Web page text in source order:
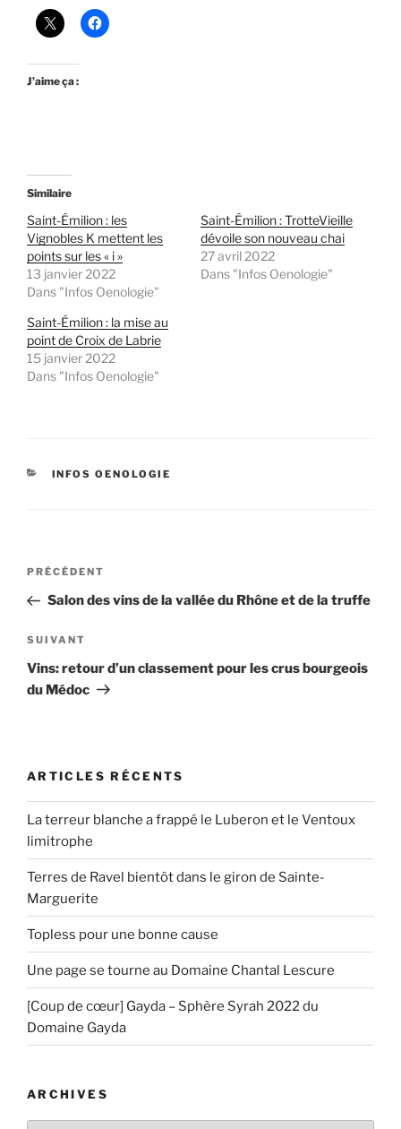
J’aime ça :
Similaire
Saint-Émilion : les
Vignobles K mettent les
points sur les « i »
13 janvier 2022
Dans "Infos Oenologie"
Saint-Émilion : TrotteVieille
dévoile son nouveau chai
27 avril 2022
Dans "Infos Oenologie"
Saint-Émilion : la mise au
point de Croix de Labrie
15 janvier 2022
Dans "Infos Oenologie"
CATÉGORIES
INFOS OENOLOGIE
Navigation
l’article
Article
précédent
PRÉCÉDENT
Salon des vins de la vallée du Rhône et de la truffe
Article
suivant
SUIVANT
Vins: retour d’un classement pour les crus bourgeois
du Médoc
ARTICLES RÉCENTS
La terreur blanche a frappé le Luberon et le Ventoux
limitrophe
Terres de Ravel bientôt dans le giron de Sainte-
Marguerite
Topless pour une bonne cause
Une page se tourne au Domaine Chantal Lescure
[Coup de cœur] Gayda – Sphère Syrah 2022 du
Domaine Gayda
ARCHIVES